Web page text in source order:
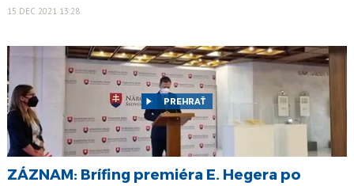
15 DEC 2021 13:28
PREHRAŤ
ZÁZNAM: Brífing premiéra E. Hegera po